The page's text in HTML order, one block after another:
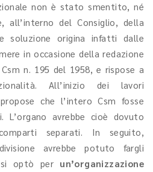
non è stato smentito, né
all’interno del Consiglio, della
soluzione origina infatti dalle
in occasione della redazione
n. 195 del 1958, e rispose a
All’inizio dei lavori
che l’intero Csm fosse
L’organo avrebbe cioè dovuto
separati. In seguito,
avrebbe potuto fargli
si optò per un’organizzazione